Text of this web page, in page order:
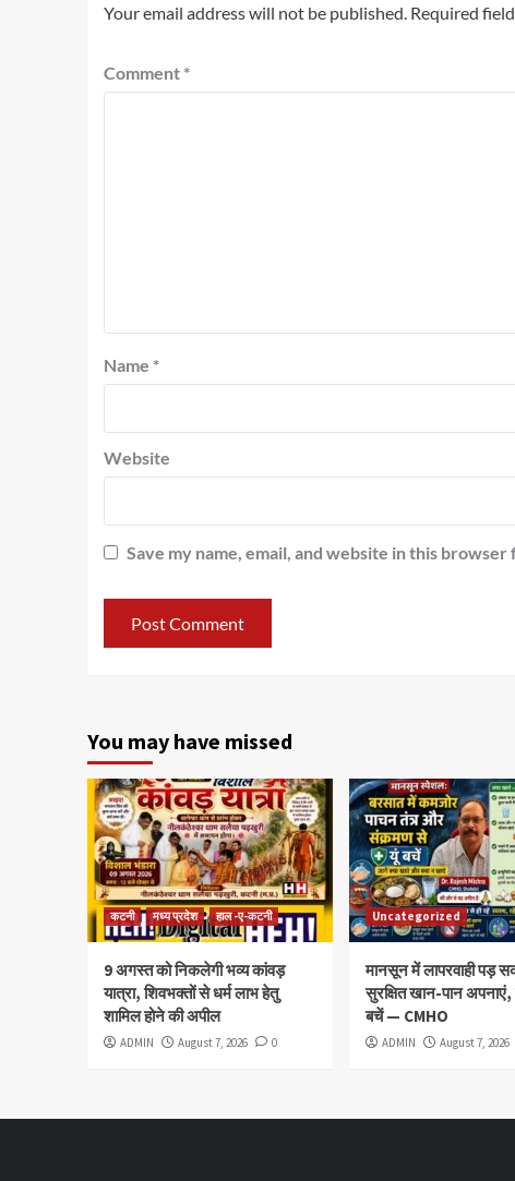
Your email address will not be published. Required
Comment *
Name *
Website
Save my name, email, and website in this
You may have missed
कटनी मध्य प्रदेश हाल -ए-कटनी
9 अगस्त को निकलेगी भव्य कांवड़
यात्रा, शिवभक्तों से धर्म लाभ हेतु
शामिल होने की अपील
ADMIN August 7, 2026 0
Uncategorized
मानसून में लापरवाही पड़
सुरक्षित खान-पान
बचें — CMHO
ADMIN August 7, 2026